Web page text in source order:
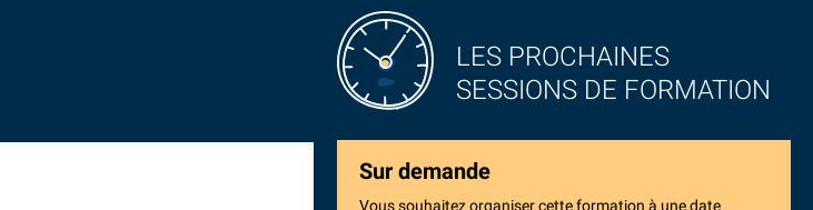
LES PROCHAINES
SESSIONS DE FORMATION
Sur demande
Vous souhaitez organiser cette formation à une date